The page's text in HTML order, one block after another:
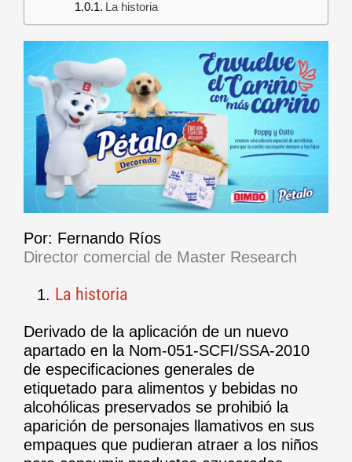
La historia
Por: Fernando Ríos
Director comercial de Master Research
La historia
Derivado de la aplicación de un nuevo
apartado en la Nom-051-SCFI/SSA-2010
de especificaciones generales de
etiquetado para alimentos y bebidas no
alcohólicas preservados se prohibió la
aparición de personajes llamativos en sus
empaques que pudieran atraer a los niños